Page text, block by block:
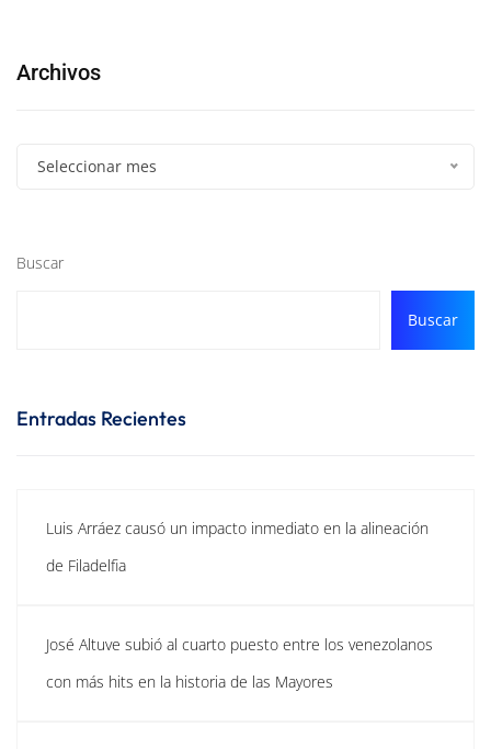
Archivos
Seleccionar mes
Buscar
Buscar
Entradas Recientes
Luis Arráez causó un impacto inmediato en la alineación
de Filadelfia
José Altuve subió al cuarto puesto entre los venezolanos
con más hits en la historia de las Mayores